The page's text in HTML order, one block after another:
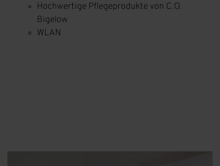
Hochwertige Pflegeprodukte von C.O.
Bigelow
WLAN